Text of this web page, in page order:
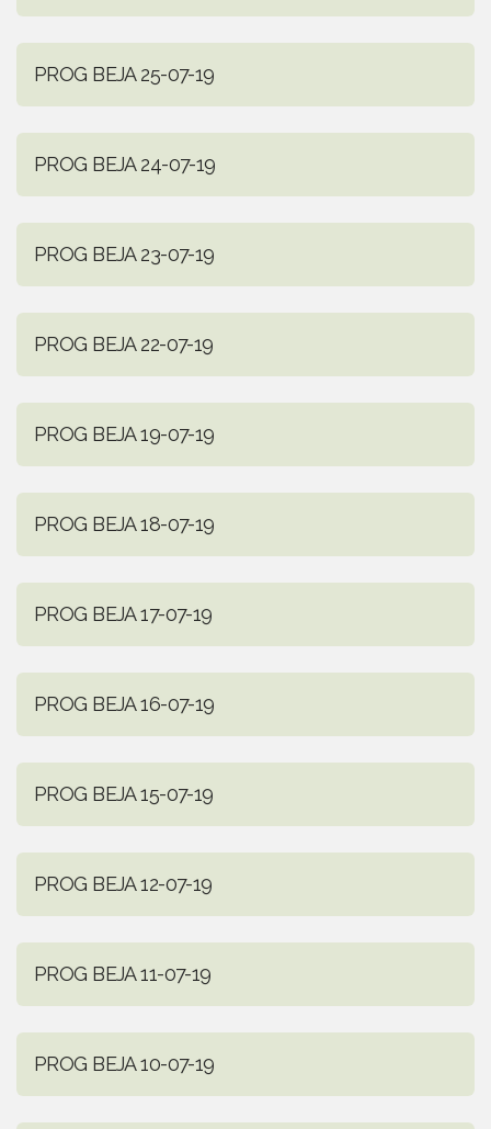
PROG BEJA 25-07-19
PROG BEJA 24-07-19
PROG BEJA 23-07-19
PROG BEJA 22-07-19
PROG BEJA 19-07-19
PROG BEJA 18-07-19
PROG BEJA 17-07-19
PROG BEJA 16-07-19
PROG BEJA 15-07-19
PROG BEJA 12-07-19
PROG BEJA 11-07-19
PROG BEJA 10-07-19